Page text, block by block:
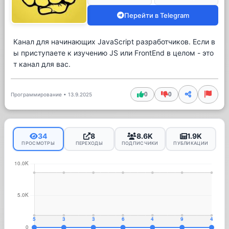
Перейти в Telegram
Канал для начинающих JavaScript разработчиков. Если в
ы приступаете к изучению JS или FrontEnd в целом - это
т канал для вас.
Программирование • 13.9.2025 0 0
34
ПРОСМОТРЫ
8
ПЕРЕХОДЫ
8.6K
ПОДПИСЧИКИ
1.9K
ПУБЛИКАЦИИ